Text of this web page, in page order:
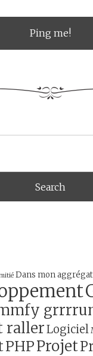
Dans mon
rallerLogiciel
PHPProjet